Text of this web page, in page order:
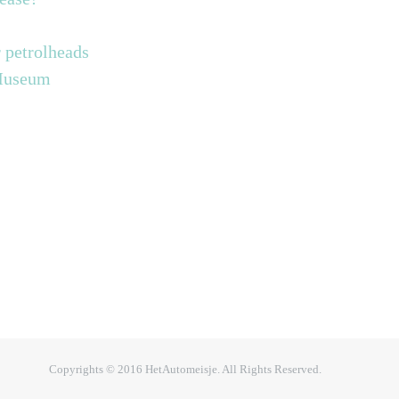
Copyrights © 2016 HetAutomeisje. All Rights Reserved.